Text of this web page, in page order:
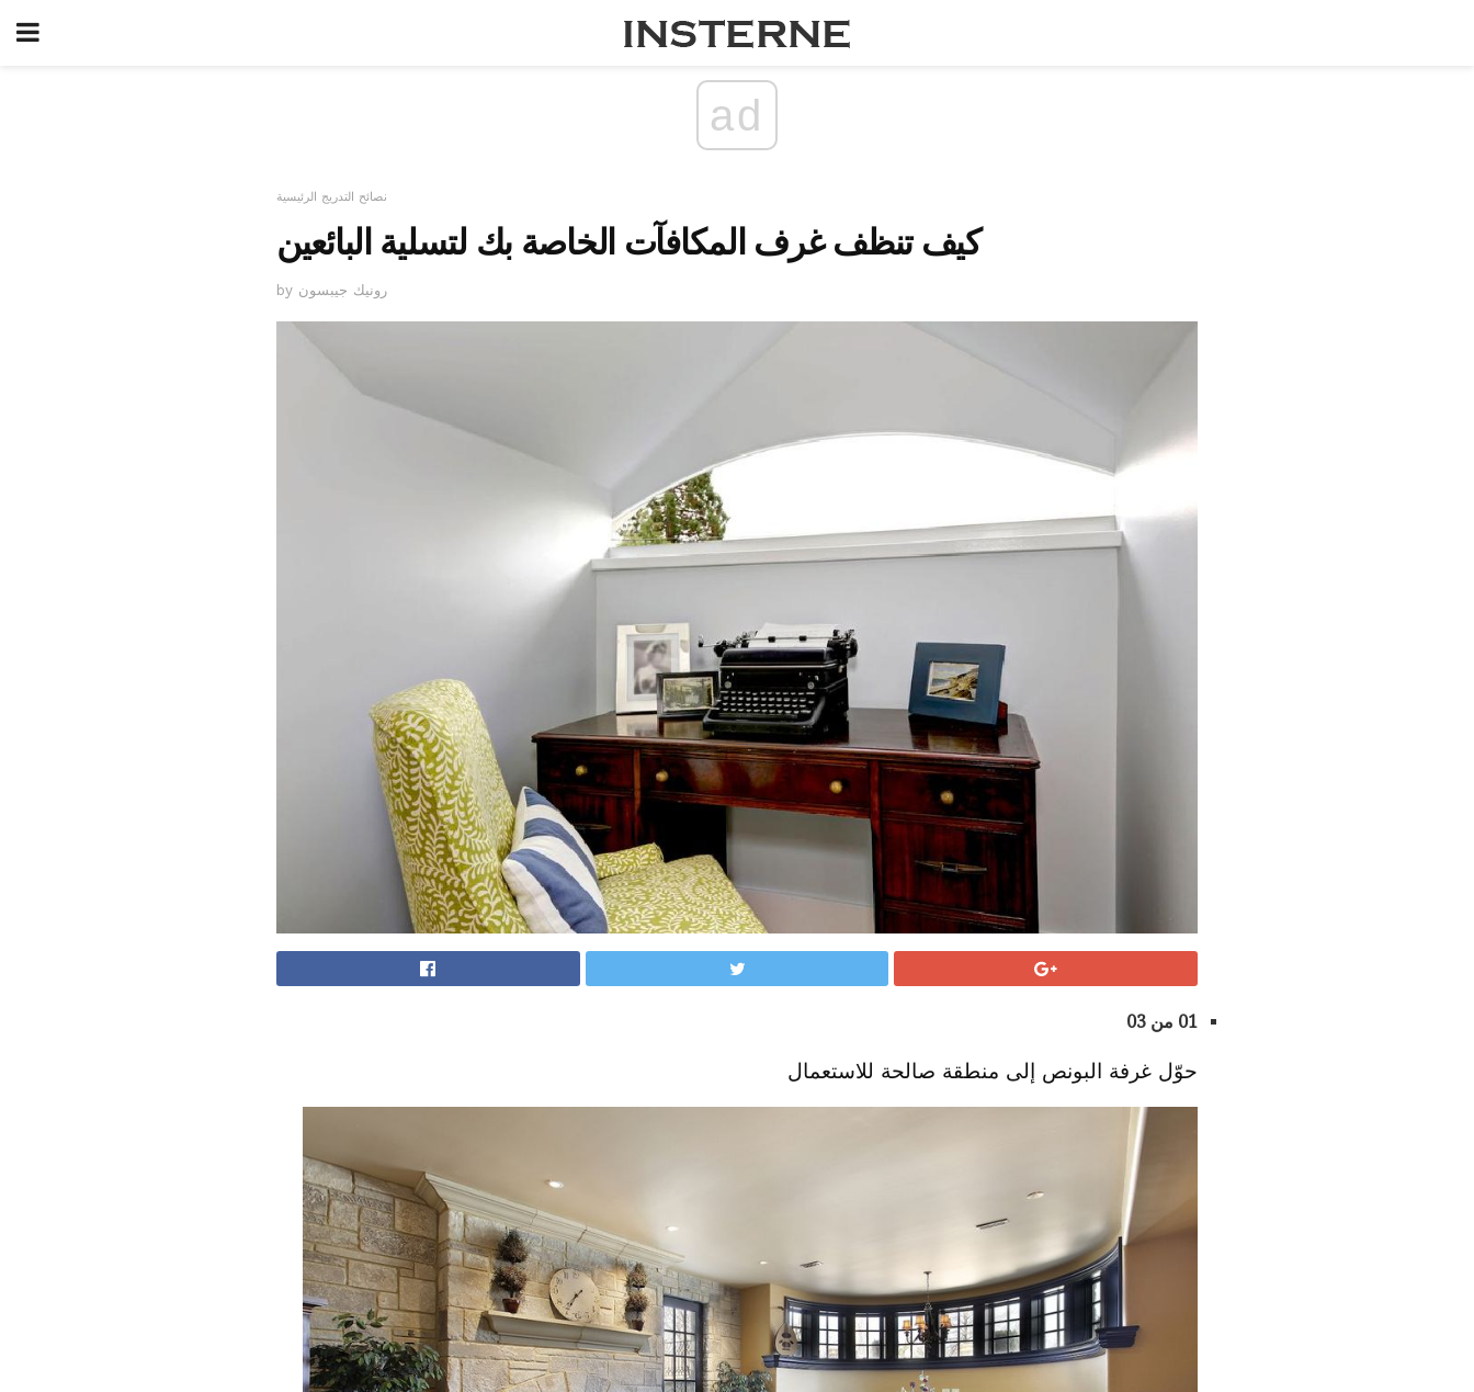
ad
نصائح التدريج الرئيسية
كيف تنظف غرف المكافآت الخاصة بك لتسلية البائعين
by رونيك جيبسون
01 من 03
حوّل غرفة البونص إلى منطقة صالحة للاستعمال